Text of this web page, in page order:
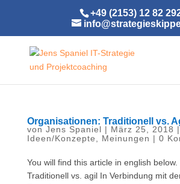
+49 (2153) 12 82
Organisationen: Traditionell vs.
von Jens Spaniel | März 25, 2018
Ideen/Konzepte
Meinungen | 0
You will find this article in english
Traditionell vs. agil In Verbindung mit